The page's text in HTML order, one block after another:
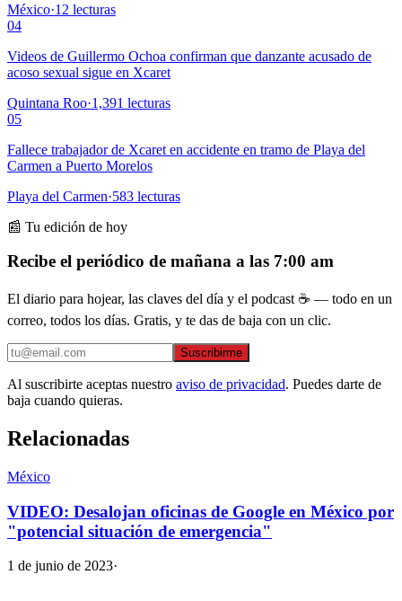
México·12 lecturas
04
Videos de Guillermo Ochoa confirman que danzante acusado de
acoso sexual sigue en Xcaret
Quintana Roo·1,391 lecturas
05
Fallece trabajador de Xcaret en accidente en tramo de Playa del
Carmen a Puerto Morelos
Playa del Carmen·583 lecturas
📰 Tu edición de hoy
Recibe el periódico de mañana a las 7:00 am
El diario para hojear, las claves del día y el podcast ☕ — todo en un
correo, todos los días. Gratis, y te das de baja con un clic.
Suscribirme
Al suscribirte aceptas nuestro aviso de privacidad. Puedes darte de
baja cuando quieras.
Relacionadas
México
VIDEO: Desalojan oficinas de Google en México por
"potencial situación de emergencia"
1 de junio de 2023·